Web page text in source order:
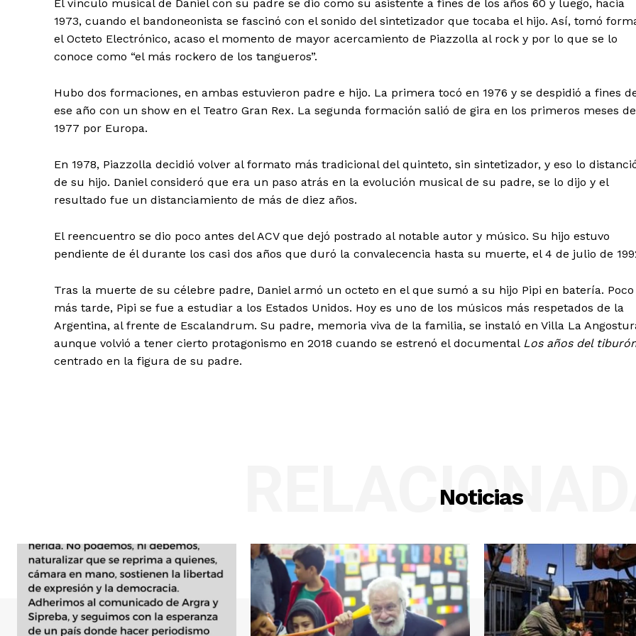
El vínculo musical de Daniel con su padre se dio como su asistente a fines de los años 60 y luego, hacia
1973, cuando el bandoneonista se fascinó con el sonido del sintetizador que tocaba el hijo. Así, tomó
el Octeto Electrónico, acaso el momento de mayor acercamiento de Piazzolla al rock y por lo que se lo
conoce como “el más rockero de los tangueros”.
Hubo dos formaciones, en ambas estuvieron padre e hijo. La primera tocó en 1976 y se despidió a fines
ese año con un show en el Teatro Gran Rex. La segunda formación salió de gira en los primeros meses de
1977 por Europa.
En 1978, Piazzolla decidió volver al formato más tradicional del quinteto, sin sintetizador, y eso lo
de su hijo. Daniel consideró que era un paso atrás en la evolución musical de su padre, se lo dijo y el
resultado fue un distanciamiento de más de diez años.
El reencuentro se dio poco antes del ACV que dejó postrado al notable autor y músico. Su hijo estuvo
pendiente de él durante los casi dos años que duró la convalecencia hasta su muerte, el 4 de julio de
Tras la muerte de su célebre padre, Daniel armó un octeto en el que sumó a su hijo Pipi en batería. Poco
más tarde, Pipi se fue a estudiar a los Estados Unidos. Hoy es uno de los músicos más respetados de la
Argentina, al frente de Escalandrum. Su padre, memoria viva de la familia, se instaló en Villa La
aunque volvió a tener cierto protagonismo en 2018 cuando se estrenó el documental Los años del
centrado en la figura de su padre.
Noticias